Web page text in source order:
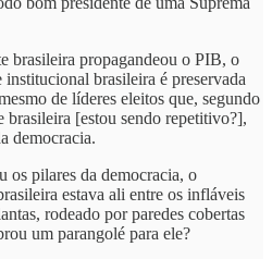
brasileira propagandeou o PIB, o
institucional brasileira é preservada
de líderes eleitos que, segundo
brasileira [estou sendo repetitivo?],
democracia.
os pilares da democracia, o
estava ali entre os infláveis
rodeado por paredes cobertas
um parangolé para ele?